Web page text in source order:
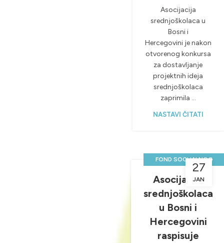
Asocijacija
srednjoškolaca u
Bosni i
Hercegovini je nakon
otvorenog konkursa
za dostavljanje
projektnih ideja
srednjoškolaca
zaprimila ...
NASTAVI ČITATI
27
JAN
FOND SOCIJALNOG
NOVOSTI & PROJEKTI
SOCIJALNI DAN,
UNCATEGORIZED
Asocijacija
srednjoškolaca
u Bosni i
Hercegovini
raspisuje